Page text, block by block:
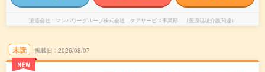
派遣会社 マンパワーグループ株式会社 ケアサービス事業部 （医療福祉介護関連）
未読
NEW
掲載日 2026/08/07